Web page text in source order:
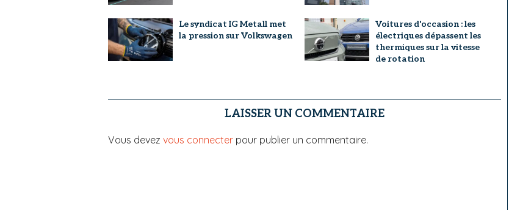
Le syndicat IG Metall met
la pression sur Volkswagen
Voitures d'occasion : les
électriques dépassent les
thermiques sur la vitesse
de rotation
LAISSER UN COMMENTAIRE
Vous devez vous connecter pour publier un commentaire.